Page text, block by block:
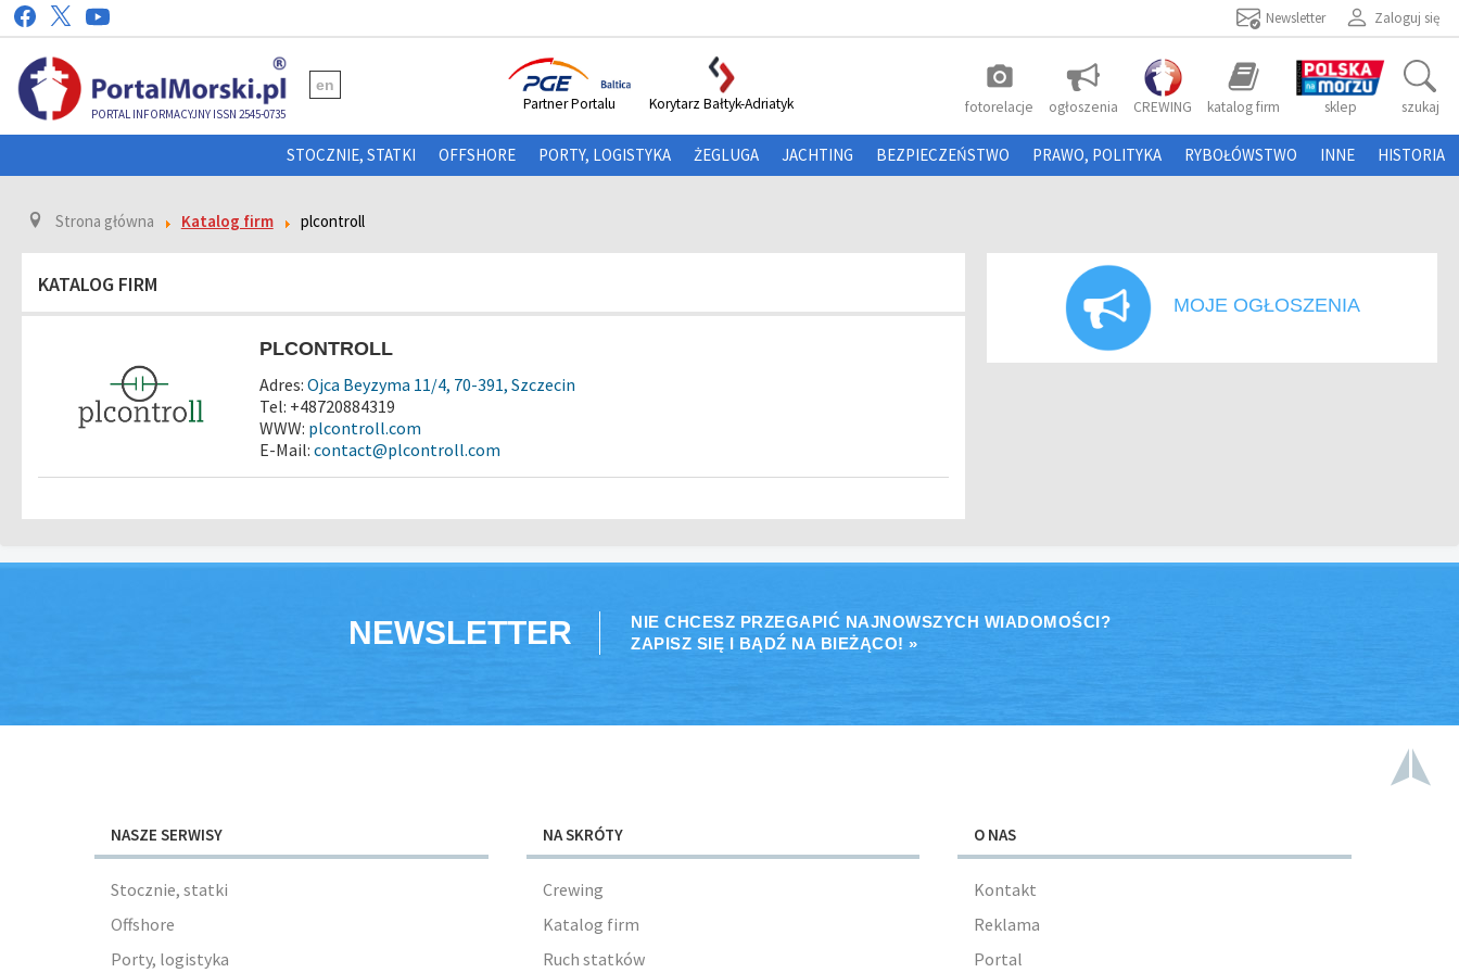
Zaloguj się
Newsletter
PORTAL INFORMACYJNY ISSN 2545-0735
en photo_camera
fotorelacje ogłoszenia CREWING katalog firm sklep szukaj
Partner Portalu Korytarz Bałtyk-Adriatyk
STOCZNIE, STATKI OFFSHORE PORTY, LOGISTYKA ŻEGLUGA JACHTING BEZPIECZEŃSTWO PRAWO, POLITYKA RYBOŁÓWSTWO INNE HISTORIA
Strona główna Katalog firm plcontroll
KATALOG FIRM
PLCONTROLL
Adres: Ojca Beyzyma 11/4, 70-391, Szczecin
Tel: +48720884319
WWW: plcontroll.com
E-Mail:contact@plcontroll.com
MOJE OGŁOSZENIA
NEWSLETTER
NIE CHCESZ PRZEGAPIĆ NAJNOWSZYCH WIADOMOŚCI?
ZAPISZ SIĘ I BĄDŹ NA BIEŻĄCO! »
NASZE SERWISY
Stocznie, statki
Offshore
Porty, logistyka
NA SKRÓTY
Crewing
Katalog firm
Ruch statków
O NAS
Kontakt
Reklama
Portal